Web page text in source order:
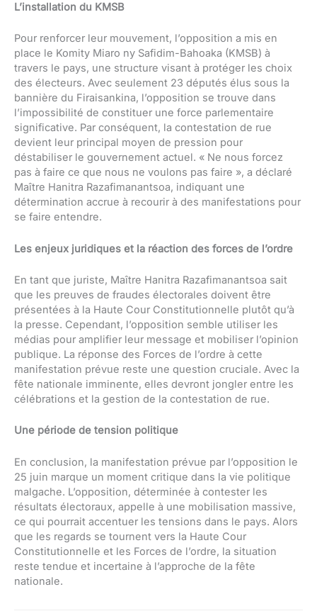
L’installation du KMSB
Pour renforcer leur mouvement, l’opposition a mis en
place le Komity Miaro ny Safidim-Bahoaka (KMSB) à
travers le pays, une structure visant à protéger les choix
des électeurs. Avec seulement 23 députés élus sous la
bannière du Firaisankina, l’opposition se trouve dans
l’impossibilité de constituer une force parlementaire
significative. Par conséquent, la contestation de rue
devient leur principal moyen de pression pour
déstabiliser le gouvernement actuel. « Ne nous forcez
pas à faire ce que nous ne voulons pas faire », a déclaré
Maître Hanitra Razafimanantsoa, indiquant une
détermination accrue à recourir à des manifestations pour
se faire entendre.
Les enjeux juridiques et la réaction des forces de l’ordre
En tant que juriste, Maître Hanitra Razafimanantsoa sait
que les preuves de fraudes électorales doivent être
présentées à la Haute Cour Constitutionnelle plutôt qu’à
la presse. Cependant, l’opposition semble utiliser les
médias pour amplifier leur message et mobiliser l’opinion
publique. La réponse des Forces de l’ordre à cette
manifestation prévue reste une question cruciale. Avec la
fête nationale imminente, elles devront jongler entre les
célébrations et la gestion de la contestation de rue.
Une période de tension politique
En conclusion, la manifestation prévue par l’opposition le
25 juin marque un moment critique dans la vie politique
malgache. L’opposition, déterminée à contester les
résultats électoraux, appelle à une mobilisation massive,
ce qui pourrait accentuer les tensions dans le pays. Alors
que les regards se tournent vers la Haute Cour
Constitutionnelle et les Forces de l’ordre, la situation
reste tendue et incertaine à l’approche de la fête
nationale.